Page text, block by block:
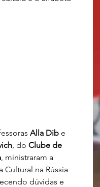
Alla Dib e
, do Clube de
, ministraram a
Cultural na Rússia
dúvidas e